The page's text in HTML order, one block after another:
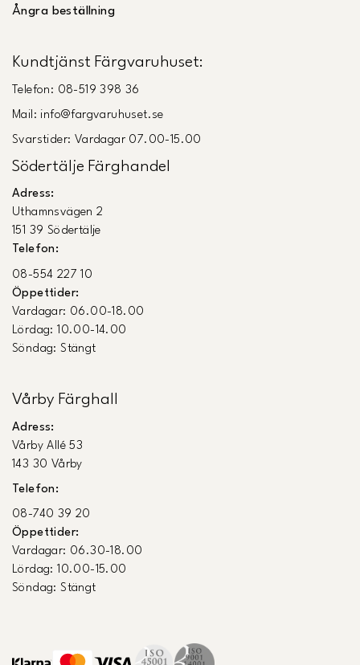
Ångra beställning
Kundtjänst Färgvaruhuset:
Telefon: 08-519 398 36
Mail: info@fargvaruhuset.se
Svarstider: Vardagar 07.00-15.00
Södertälje Färghandel
Adress:
Uthamnsvägen 2
151 39 Södertälje
Telefon:
08-554 227 10
Öppettider:
Vardagar: 06.00-18.00
Lördag: 10.00-14.00
Söndag: Stängt
Vårby Färghall
Adress:
Vårby Allé 53
143 30 Vårby
Telefon:
08-740 39 20
Öppettider:
Vardagar: 06.30-18.00
Lördag: 10.00-15.00
Söndag: Stängt